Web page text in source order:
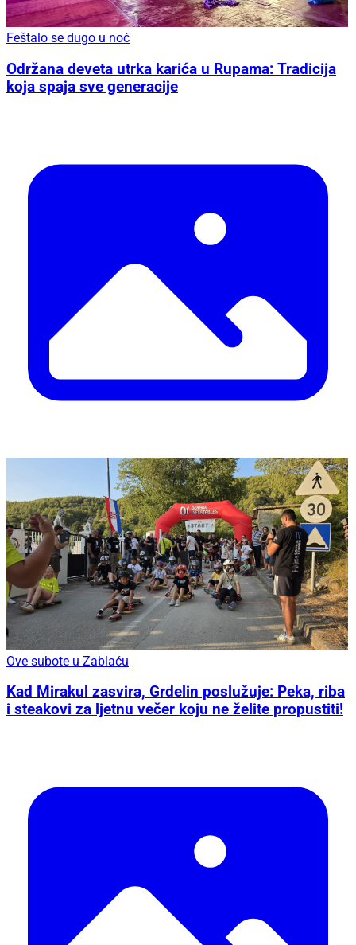
Feštalo se dugo u noć
Održana deveta utrka karića u Rupama: Tradicija
koja spaja sve generacije
Ove subote u Zablaću
Kad Mirakul zasvira, Grdelin poslužuje: Peka, riba
i steakovi za ljetnu večer koju ne želite propustiti!